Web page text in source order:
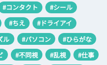
#コンタクト
#シール
#ちえ
#ドライアイ
ル #パソコン
#ひらがな
#不同視 #乱視
#仕事